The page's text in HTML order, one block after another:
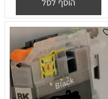
הוסף לסל